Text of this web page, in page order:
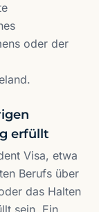
oder der
erfüllt
Visa, etwa
Berufs über
das Halten
sein. Ein